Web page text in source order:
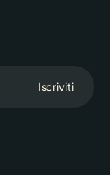
Iscriviti